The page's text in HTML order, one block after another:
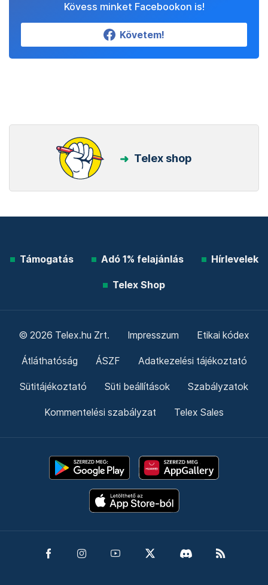
Kövess minket Facebookon is!
Követem!
Telex shop
Támogatás Adó 1% felajánlás Hírlevelek
Telex Shop
© 2026 Telex.hu Zrt. Impresszum Etikai kódex
Átláthatóság ÁSZF Adatkezelési tájékoztató
Sütitájékoztató Süti beállítások Szabályzatok
Kommentelési szabályzat Telex Sales